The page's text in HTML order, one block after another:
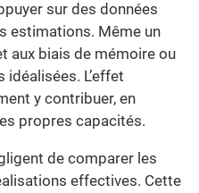
sur des données
estimations. Même un
aux biais de mémoire ou
idéalisées. L’effet
y contribuer, en
propres capacités.
de comparer les
effectives. Cette